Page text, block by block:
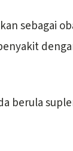
sebagai
berula